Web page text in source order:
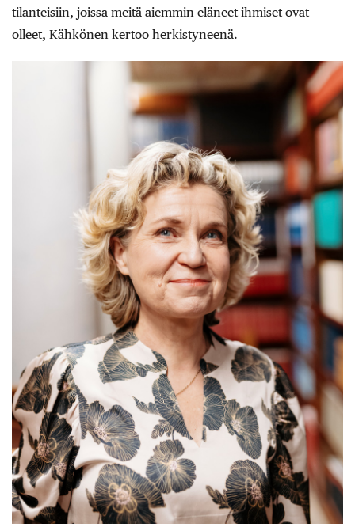
tilanteisiin, joissa meitä aiemmin eläneet ihmiset ovat
olleet, Kähkönen kertoo herkistyneenä.